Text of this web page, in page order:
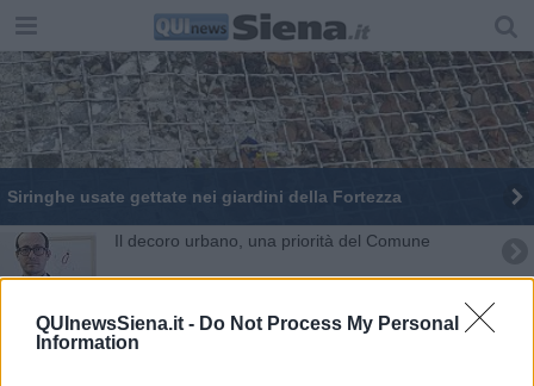
QUInewsSiena.it - Do Not Process My Personal
Information
Siringhe usate gettate nei giardini della Fortezza
Il decoro urbano, una priorità del Comune
La città pronta a riabbracciare le 1000 Miglia